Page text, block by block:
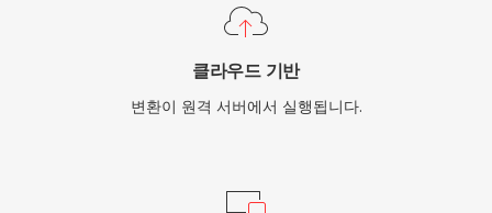
클라우드 기반
변환이 원격 서버에서 실행됩니다.